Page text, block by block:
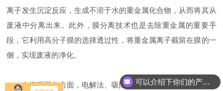
离子发生沉淀反应，生成不溶于水的重金属化合物，从而将其从
废液中分离出来。此外，膜分离技术也是去除重金属的重要手
段，它利用高分子膜的选择透过性，将重金属离子截留在膜的一
侧，实现废液的净化。
在资源回收方面，电解法、吸附法和膜分离法等技术均展现
可以介绍下你们的产品么